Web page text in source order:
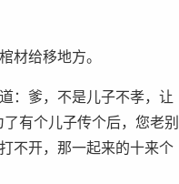
材给移地方。
：爹，不是儿子不孝，让
有个儿子传个后，您老别
不开，那一起来的十来个